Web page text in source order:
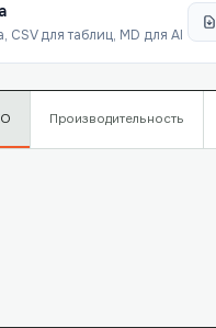
CSV для таблиц, MD для AI
Производительность